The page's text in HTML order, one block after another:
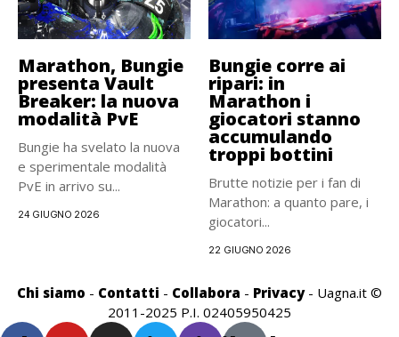
Marathon, Bungie
presenta Vault
Breaker: la nuova
modalità PvE
Bungie ha svelato la nuova
e sperimentale modalità
PvE in arrivo su...
24 GIUGNO 2026
Bungie corre ai
ripari: in
Marathon i
giocatori stanno
accumulando
troppi bottini
Brutte notizie per i fan di
Marathon: a quanto pare, i
giocatori...
22 GIUGNO 2026
Chi siamo - Contatti - Collabora - Privacy- Uagna.it ©
2011-2025 P.I. 02405950425